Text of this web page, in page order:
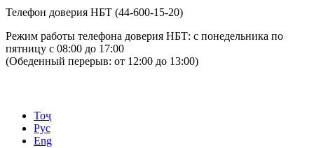
Телефон доверия НБТ (44-600-15-20)
Режим работы телефона доверия НБТ: с понедельника по
пятницу с 08:00 до 17:00
(Обеденный перерыв: от 12:00 до 13:00)
Тоҷ
Рус
Eng